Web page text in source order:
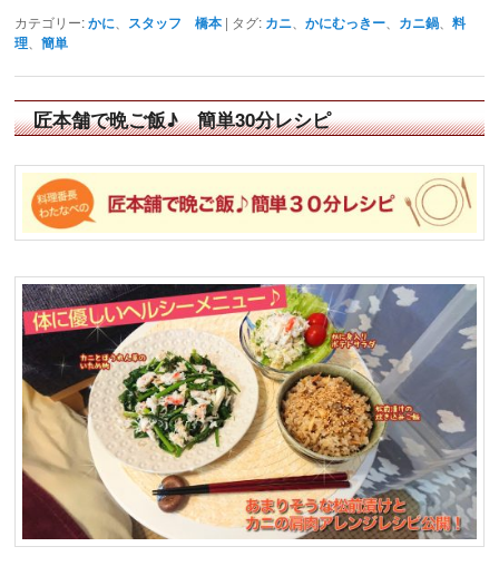
カテゴリー: かに スタッフ 橋本 | タグ: カニ 、かにむっきー カニ鍋 、料
理 、簡単
匠本舗で晩ご飯♪ 簡単30分レシピ